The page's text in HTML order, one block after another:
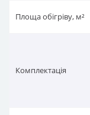
Площа обігріву, м²
Комплектація